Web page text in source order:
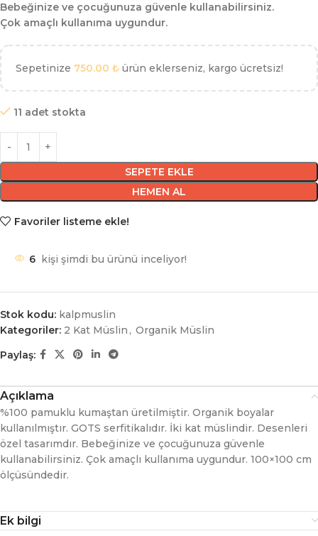
Bebeğinize ve çocuğunuza güvenle kullanabilirsiniz.
Çok amaçlı kullanıma uygundur.
Sepetinize 750.00 ₺ ürün eklerseniz, kargo ücretsiz!
11 adet stokta
SEPETE EKLE
HEMEN AL
Favoriler listeme ekle!
6 kişi şimdi bu ürünü inceliyor!
Stok kodu: kalpmuslin
Kategoriler: 2 Kat Müslin , Organik Müslin
Paylaş:
Açıklama
%100 pamuklu kumaştan üretilmiştir. Organik boyalar
kullanılmıştır. GOTS serfitikalıdır. İki kat müslindir. Desenleri
özel tasarımdır. Bebeğinize ve çocuğunuza güvenle
kullanabilirsiniz. Çok amaçlı kullanıma uygundur. 100×100 cm
ölçüsündedir.
Ek bilgi